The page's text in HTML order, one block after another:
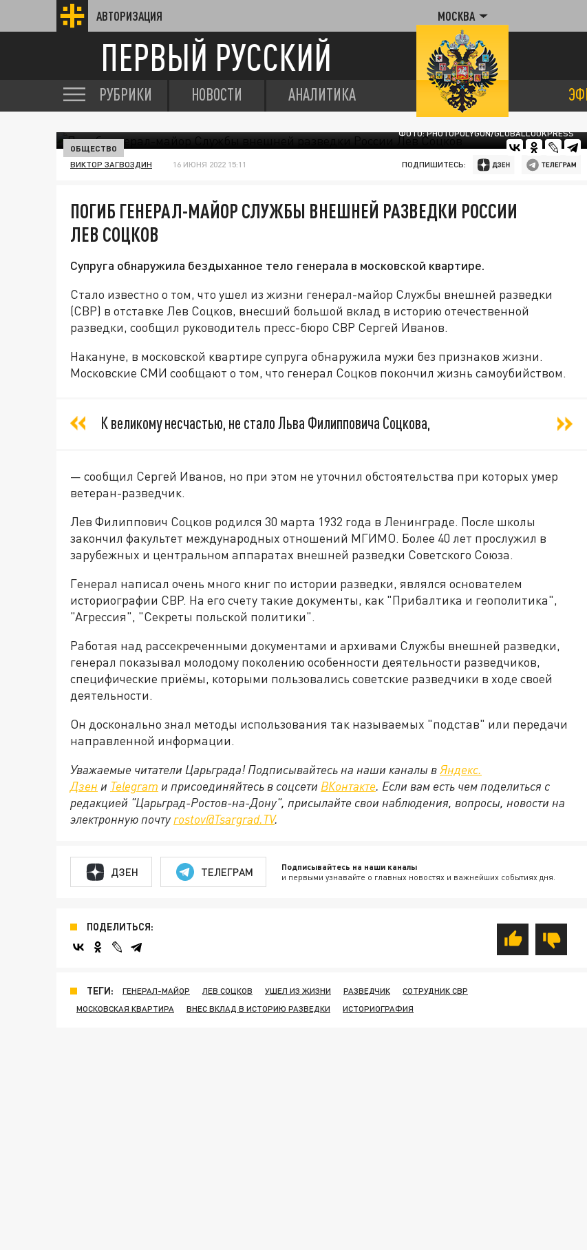
АВТОРИЗАЦИЯ МОСКВА
ПЕРВЫЙ РУССКИЙ
РУБРИКИ НОВОСТИ АНАЛИТИКА
ФОТО: PHOTOPOLYGON/GLOBALLOOKPRESS
ОБЩЕСТВО
ВИКТОР ЗАГВОЗДИН 16 ИЮНЯ 2022 15:11 ПОДПИШИТЕСЬ:
ПОГИБ ГЕНЕРАЛ-МАЙОР СЛУЖБЫ ВНЕШНЕЙ РАЗВЕДКИ РОССИИ
ЛЕВ СОЦКОВ
Супруга обнаружила бездыханное тело генерала в московской квартире.
Стало известно о том, что ушел из жизни генерал-майор Службы внешней разведки
(СВР) в отставке Лев Соцков, внесший большой вклад в историю отечественной
разведки, сообщил руководитель пресс-бюро СВР Сергей Иванов.
Накануне, в московской квартире супруга обнаружила мужи без признаков жизни.
Московские СМИ сообщают о том, что генерал Соцков покончил жизнь самоубийством.
К великому несчастью, не стало Льва Филипповича Соцкова,
— сообщил Сергей Иванов, но при этом не уточнил обстоятельства при которых умер
ветеран-разведчик.
Лев Филиппович Соцков родился 30 марта 1932 года в Ленинграде. После школы
закончил факультет международных отношений МГИМО. Более 40 лет прослужил в
зарубежных и центральном аппаратах внешней разведки Советского Союза.
Генерал написал очень много книг по истории разведки, являлся основателем
историографии СВР. На его счету такие документы, как "Прибалтика и геополитика",
"Агрессия", "Секреты польской политики".
Работая над рассекреченными документами и архивами Службы внешней разведки,
генерал показывал молодому поколению особенности деятельности разведчиков,
специфические приёмы, которыми пользовались советские разведчики в ходе своей
деятельности.
Он досконально знал методы использования так называемых "подстав" или передачи
направленной информации.
Уважаемые читатели Царьграда! Подписывайтесь на наши каналы вЯндекс.
Дзен и Telegram и присоединяйтесь в соцсети ВКонтакте. Если вам есть чем поделиться с
редакцией "Царьград-Ростов-на-Дону", присылайте свои наблюдения, вопросы, новости на
электронную почту rostov@Tsargrad.ТV.
ДЗЕН ТЕЛЕГРАМ Подписывайтесь на наши каналы
и первыми узнавайте о главных новостях и важнейших событиях дня.
ПОДЕЛИТЬСЯ:
ТЕГИ: ГЕНЕРАЛ-МАЙОР ЛЕВ СОЦКОВ УШЕЛ ИЗ ЖИЗНИ РАЗВЕДЧИК
СОТРУДНИК СВР
МОСКОВСКАЯ КВАРТИРА
ВНЕС ВКЛАД В ИСТОРИЮ РАЗВЕДКИ ИСТОРИОГРАФИЯ